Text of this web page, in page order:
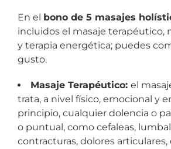
En el bono de 5 masajes
incluidos el masaje terapéutico,
y terapia energética; puedes
gusto.
Masaje Terapéutico: el
trata, a nivel físico, emocional y
principio, cualquier dolencia o
o puntual, como cefaleas,
contracturas, dolores articulares,